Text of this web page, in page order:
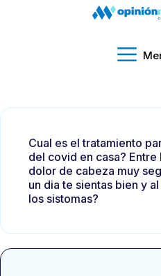
Cual es el tratamiento
del covid en casa? Entre
dolor de cabeza muy
un dia te sientas bien y
los sistomas?